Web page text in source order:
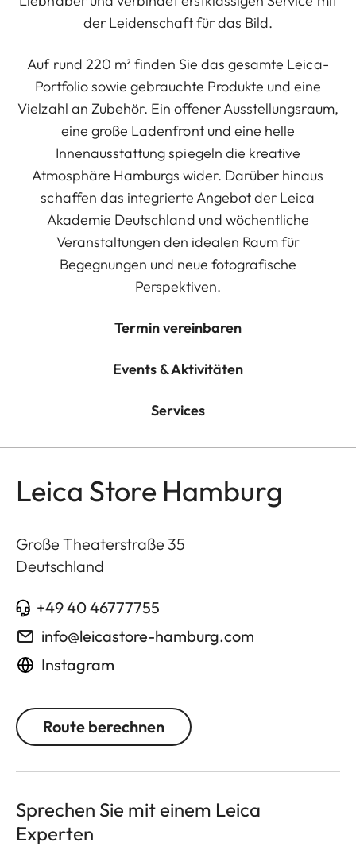
der Leidenschaft für das Bild.
Auf rund 220 m² finden Sie das gesamte Leica-
Portfolio sowie gebrauchte Produkte und eine
Vielzahl an Zubehör. Ein offener Ausstellungsraum,
eine große Ladenfront und eine helle
Innenausstattung spiegeln die kreative
Atmosphäre Hamburgs wider. Darüber hinaus
schaffen das integrierte Angebot der Leica
Akademie Deutschland und wöchentliche
Veranstaltungen den idealen Raum für
Begegnungen und neue fotografische
Perspektiven.
Termin vereinbaren
Events & Aktivitäten
Services
Leica Store Hamburg
Große Theaterstraße 35
Deutschland
+49 40 46777755
info@leicastore-hamburg.com
Instagram
Route berechnen
Sprechen Sie mit einem Leica
Experten